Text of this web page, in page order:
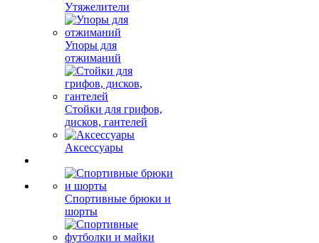
Утяжелители
Упоры для
отжиманий
Стойки для грифов,
дисков, гантелей
Аксессуары
Спортивные брюки и
шорты